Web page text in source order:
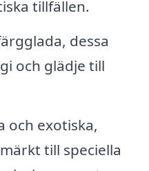
tillfällen.
dessa
och glädje till
och exotiska,
till speciella